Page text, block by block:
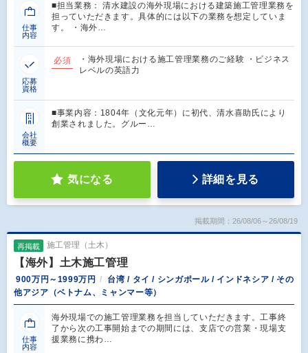
仕事
内容
■担当業務： 清水建設の海外現場における建築施工管理業務を
担っていただきます。具体的には以下の業務を想定していま
す。 ・海外…
応募
資格
必須
・海外現場における施工管理業務のご経験 ・ビジネス
レベルの英語力
会社
概要
■事業内容：1804年（文化元年）に初代、清水喜助氏により
創業されました。グルー…
気になる 詳細を見る
掲載期間：26/08/06～26/08/19
再掲載 施工管理（土木）
【海外】土木施工管理
900万円～1999万円
台湾 / タイ / シンガポール / インドネシア / その
他アジア（ベトナム、ミャンマー等）
仕事
内容
海外現場での施工管理業務を担当していただきます。工事終
了から次の工事開始までの期間には、支店での営業・現場支
援業務に携わ…